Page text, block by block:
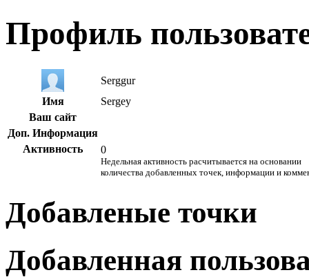
Профиль
Serggur
Имя
Sergey
Ваш сайт
Доп. Информация
Активность
0
Недельная активность расчитывается на основании
количества добавленных точек, информации и
Добавленые точки
Добавленная